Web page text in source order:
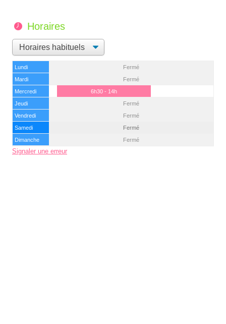
Horaires
Lundi
Fermé
Mardi
Fermé
Mercredi
6h30 - 14h
Jeudi
Fermé
Vendredi
Fermé
Samedi
Fermé
Dimanche
Fermé
Signaler une erreur